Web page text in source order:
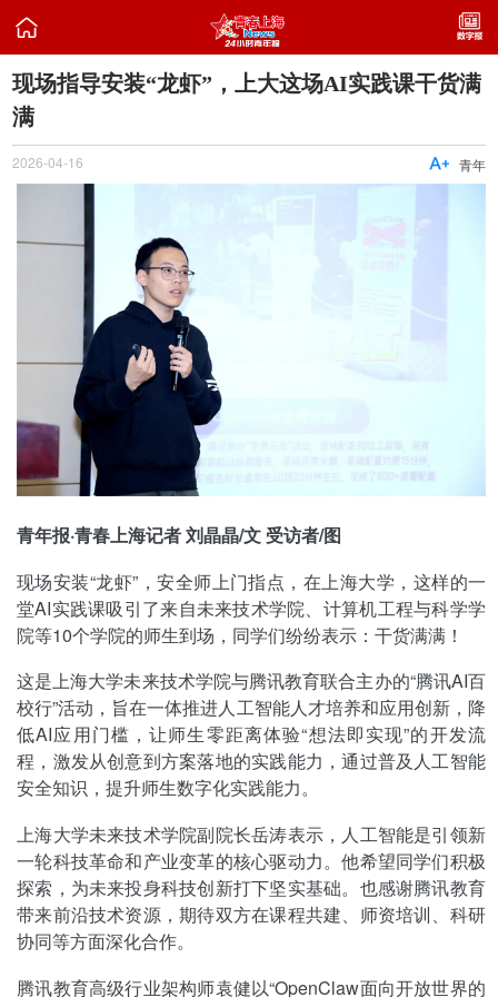

现场指导安装“龙虾”，上大这场AI实践课干货满
满
2026-04-16 青年

青年报·青春上海记者 刘晶晶/文 受访者/图
现场安装“龙虾”，安全师上门指点，在上海大学，这样的一
堂AI实践课吸引了来自未来技术学院、计算机工程与科学学
院等10个学院的师生到场，同学们纷纷表示：干货满满！
这是上海大学未来技术学院与腾讯教育联合主办的“腾讯AI百
校行”活动，旨在一体推进人工智能人才培养和应用创新，降
低AI应用门槛，让师生零距离体验“想法即实现”的开发流
程，激发从创意到方案落地的实践能力，通过普及人工智能
安全知识，提升师生数字化实践能力。
上海大学未来技术学院副院长岳涛表示，人工智能是引领新
一轮科技革命和产业变革的核心驱动力。他希望同学们积极
探索，为未来投身科技创新打下坚实基础。也感谢腾讯教育
带来前沿技术资源，期待双方在课程共建、师资培训、科研
协同等方面深化合作。
腾讯教育高级行业架构师袁健以“OpenClaw面向开放世界的